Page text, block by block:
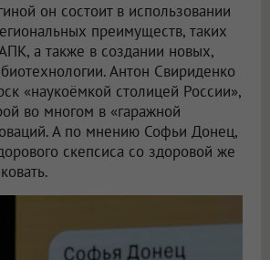
он состоит в использовании
преимуществ, таких
а также в создании новых,
биотехнологии. Антон Свириденко
«наукоёмкой столицей России»,
во многом в «гаражной
А по мнению Софьи Донец,
скепсиса со здоровой же